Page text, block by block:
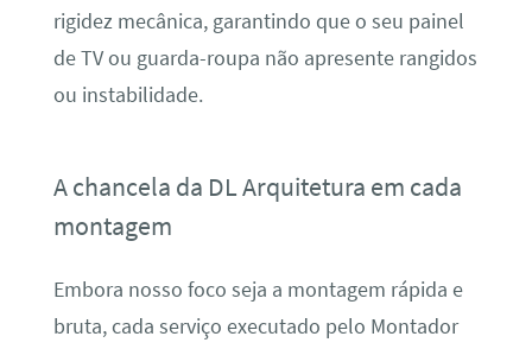
rigidez mecânica, garantindo que o seu painel
de TV ou guarda-roupa não apresente rangidos
ou instabilidade.
A chancela da DL Arquitetura em cada
montagem
Embora nosso foco seja a montagem rápida e
bruta, cada serviço executado pelo Montador